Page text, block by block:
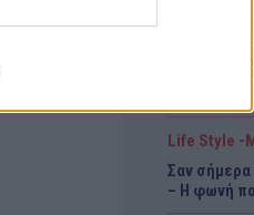
πρώτη
Life Style -
Σαν σήμερα
– Η φωνή